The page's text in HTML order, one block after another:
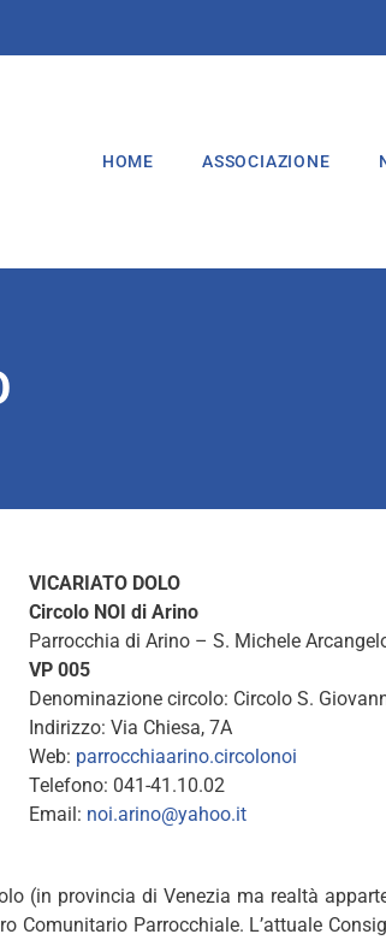
HOME ASSOCIAZIONE
VICARIATO DOLO
Circolo NOI di Arino
Parrocchia di Arino – S. Michele
VP 005
Denominazione circolo: Circolo S.
Indirizzo: Via Chiesa, 7A
Web: parrocchiaarino.circolonoi
Telefono: 041-41.10.02
Email: noi.arino@yahoo.it
(in provincia di Venezia ma realtà
Comunitario Parrocchiale. L’attuale